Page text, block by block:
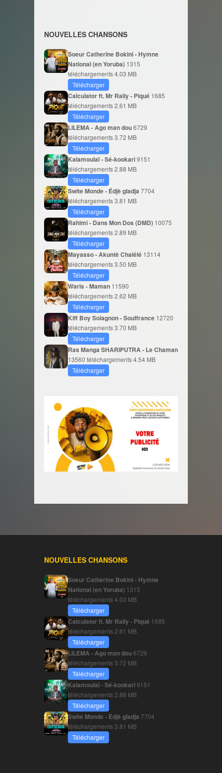
NOUVELLES CHANSONS
Soeur Catherine Bokini - Hymne
National (en Yoruba) 1315
téléchargements4.03 MB
Télécharger
Calculator ft. Mr Rally - Piqué 1685
téléchargements2.61 MB
Télécharger
LILEMA - Ago man dou6729
téléchargements3.72 MB
Télécharger
Kalamoulaï - Sé-kookari9151
téléchargements2.88 MB
Télécharger
Swite Monde - Édjè gladja 7704
téléchargements3.81 MB
Télécharger
Rahimi - Dans Mon Dos (DMD) 10075
téléchargements2.89 MB
Télécharger
Mayasso - Akuntè Chalélé 13114
téléchargements3.50 MB
Télécharger
Waris - Maman 11590
téléchargements2.62 MB
Télécharger
Kiff Boy Solagnon - Souffrance 12720
téléchargements3.70 MB
Télécharger
Ras Manga SHARIPUTRA - Le Chaman
13560 téléchargements4.54 MB
Télécharger
NOUVELLES CHANSONS
Soeur Catherine Bokini - Hymne
National (en Yoruba) 1315
téléchargements4.03 MB
Télécharger
Calculator ft. Mr Rally - Piqué 1685
téléchargements 2.61 MB
Télécharger
LILEMA - Ago man dou6729
téléchargements3.72 MB
Télécharger
Kalamoulaï - Sé-kookari9151
téléchargements 2.88 MB
Télécharger
Swite Monde - Édjè gladja 7704
téléchargements3.81 MB
Télécharger